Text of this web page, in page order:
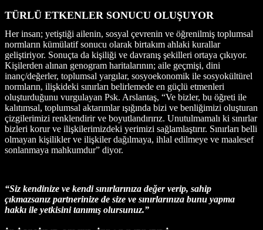
TÜRLÜ ETKENLER SONUCU OLUŞUYOR
Her insan; yetiştiği ailenin, sosyal çevrenin ve öğrenilmiş toplumsal
normların kümülatif sonucu olarak birtakım ahlaki kurallar
geliştiriyor. Sonuçta da kişiliği ve davranış şekilleri ortaya çıkıyor.
Kişilerden alınan genogram haritalarının; aile geçmişi, dini
inanç/değerler, toplumsal yargılar, sosyoekonomik ile sosyokültürel
normların, ilişkideki sınırları belirlemede en güçlü etmenleri
oluşturduğunu vurgulayan Psk. Arslantaş, “Ve bizler, bu öğreti ile
kalıtımsal, toplumsal aktarımlar ışığında bizi ve benliğimizi oluşturan
çizgilerimizi renklendirir ve boyutlandırırız. Unutulmamalı ki sınırlar
bizleri korur ve ilişkilerimizdeki yerimizi sağlamlaştırır. Sınırları belli
olmayan kişilikler ve ilişkiler dağılmaya, ihlal edilmeye ve maalesef
sonlanmaya mahkumdur” diyor.
“Siz kendinize ve kendi sınırlarınıza değer verip, sahip
çıkmazsanız partnerinize de size ve sınırlarınıza bunu yapma
hakkı ile yetkisini tanımış olursunuz.”